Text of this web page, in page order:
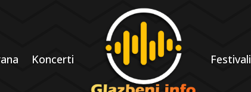
Koncerti Festivali